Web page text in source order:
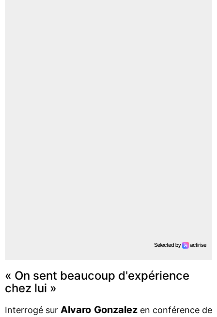
« On sent beaucoup d'expérience
chez lui »
Interrogé sur Alvaro Gonzalezen conférence de